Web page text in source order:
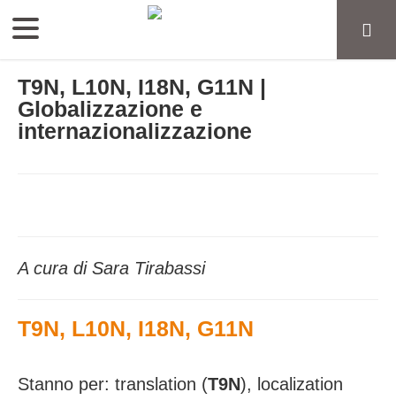
T9N, L10N, I18N, G11N |
Globalizzazione e
internazionalizzazione
A cura di Sara Tirabassi
T9N, L10N, I18N, G11N
Stanno per: translation (T9N), localization